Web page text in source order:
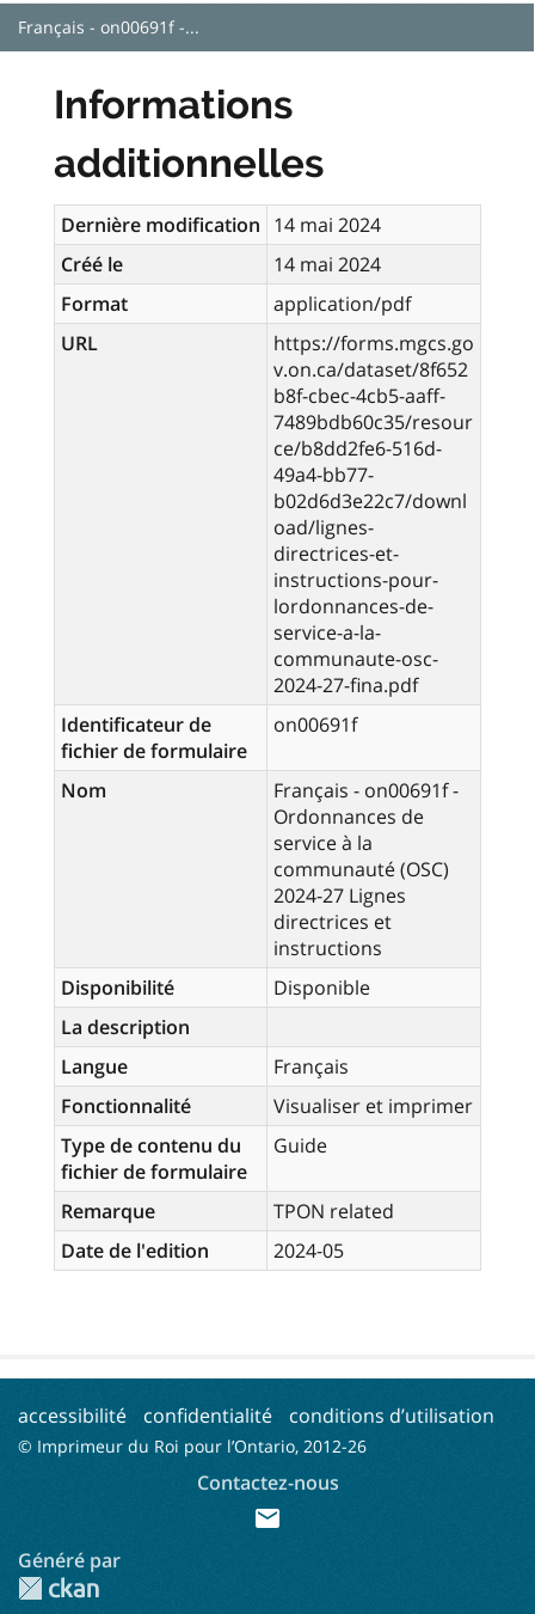
Français - on00691f -...
Informations
additionnelles
Dernière modification 14 mai 2024
Créé le
14 mai 2024
Format
application/pdf
URL
https://forms.mgcs.go
v.on.ca/dataset/8f652
b8f-cbec-4cb5-aaff-
7489bdb60c35/resour
ce/b8dd2fe6-516d-
49a4-bb77-
b02d6d3e22c7/downl
oad/lignes-
directrices-et-
instructions-pour-
lordonnances-de-
service-a-la-
communaute-osc-
2024-27-fina.pdf
Identificateur de
fichier de formulaire
on00691f
Nom
Français - on00691f -
Ordonnances de
service à la
communauté (OSC)
2024-27 Lignes
directrices et
instructions
Disponibilité
Disponible
La description
Langue
Français
Fonctionnalité
Visualiser et imprimer
Type de contenu du
fichier de formulaire
Guide
Remarque
TPON related
Date de l'edition
2024-05
accessibilité confidentialité conditions d’utilisation
© Imprimeur du Roi pour l’Ontario, 2012-26
Contactez-nous
mail
Généré par